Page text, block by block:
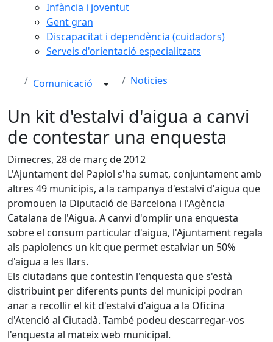
Infància i joventut
Gent gran
Discapacitat i dependència (cuidadors)
Serveis d'orientació especialitzats
Comunicació Noticies
Un kit d'estalvi d'aigua a canvi
de contestar una enquesta
Dimecres, 28 de març de 2012
L'Ajuntament del Papiol s'ha sumat, conjuntament amb
altres 49 municipis, a la campanya d'estalvi d'aigua que
promouen la Diputació de Barcelona i l'Agència
Catalana de l'Aigua. A canvi d'omplir una enquesta
sobre el consum particular d'aigua, l'Ajuntament regala
als papiolencs un kit que permet estalviar un 50%
d'aigua a les llars.
Els ciutadans que contestin l'enquesta que s'està
distribuint per diferents punts del municipi podran
anar a recollir el kit d'estalvi d'aigua a la Oficina
d'Atenció al Ciutadà. També podeu descarregar-vos
l'enquesta al mateix web municipal.